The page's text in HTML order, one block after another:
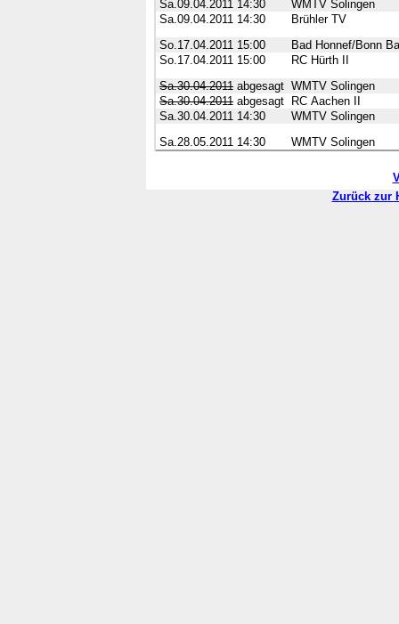
Sa.09.04.2011 14:30
WMTV Solingen
Sa.09.04.2011 14:30
Brühler TV
So.17.04.2011 15:00
Bad Honnef/Bonn
So.17.04.2011 15:00
RC Hürth II
Sa.30.04.2011 abgesagt WMTV Solingen
Sa.30.04.2011 abgesagt
RC Aachen II
Sa.30.04.2011 14:30
WMTV Solingen
Sa.28.05.2011 14:30 WMTV Solingen
Zurück zur